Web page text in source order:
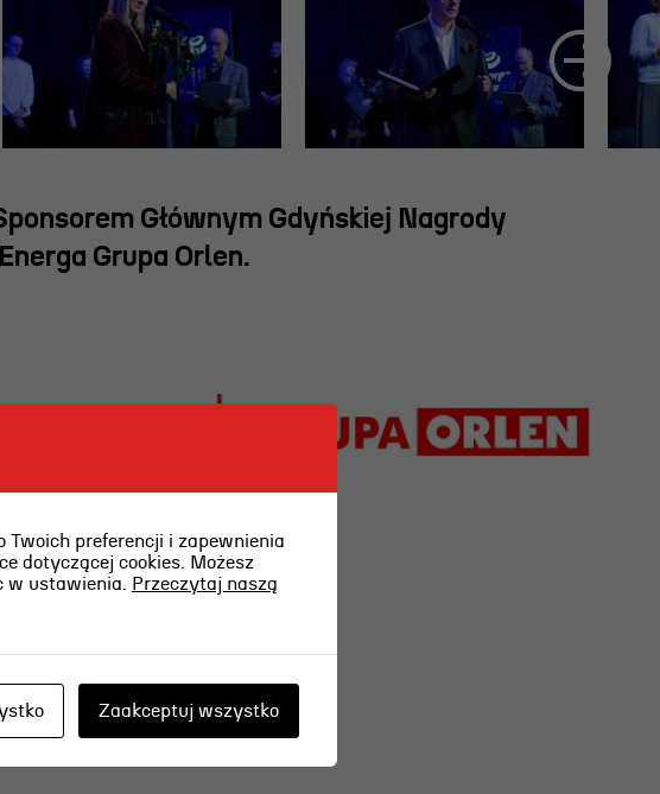
Głównym Gdyńskiej Nagrody
Grupa Orlen.
preferencji i zapewnienia
dotyczącej cookies. Możesz
w ustawienia. Przeczytaj naszą
Zaakceptuj wszystko